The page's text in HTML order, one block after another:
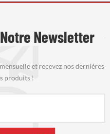
Newsletter
et recevez nos dernières
produits !